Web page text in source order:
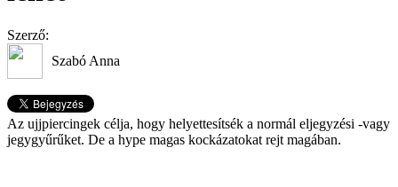
Szerző:
Szabó Anna
Az ujjpiercingek célja, hogy helyettesítsék a normál eljegyzési -vagy
jegygyűrűket. De a hype magas kockázatokat rejt magában.